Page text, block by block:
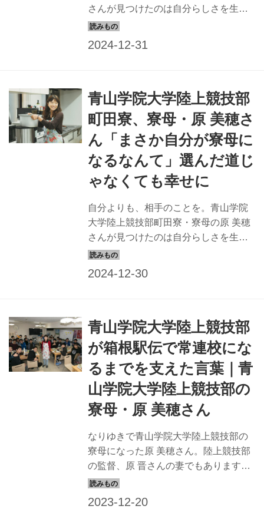
さんが見つけたのは自分らしさを生か
しながら支える幸せでした。今回は、
青山学院大学陸上競技部
町田寮、寮母・原 美穂さ
ん「まさか自分が寮母に
なるなんて」選んだ道じ
ゃなくても幸せに
自分よりも、相手のことを。青山学院
大学陸上競技部町田寮・寮母の原 美穂
さんが見つけたのは自分らしさを生か
しながら支える幸せでした。今回は、
青山学院大学陸上競技部
が箱根駅伝で常連校にな
るまでを支えた言葉｜青
山学院大学陸上競技部の
寮母・原 美穂さん
なりゆきで青山学院大学陸上競技部の
寮母になった原 美穂さん。陸上競技部
の監督、原 晋さんの妻でもあります。
子どもたちとパートナーのやる気と能